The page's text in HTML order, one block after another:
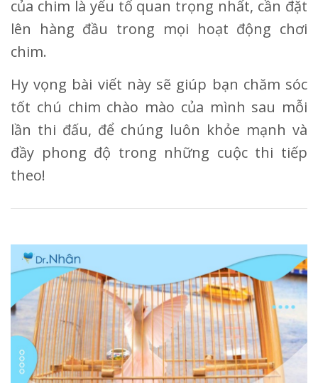
của chim là yếu tố quan trọng nhất, cần đặt
lên hàng đầu trong mọi hoạt động chơi
chim.
Hy vọng bài viết này sẽ giúp bạn chăm sóc
tốt chú chim chào mào của mình sau mỗi
lần thi đấu, để chúng luôn khỏe mạnh và
đầy phong độ trong những cuộc thi tiếp
theo!